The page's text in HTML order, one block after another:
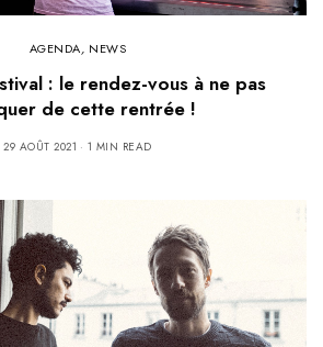
AGENDA, NEWS
: le rendez-vous à ne pas
de cette rentrée !
29 AOÛT 2021 1 MIN READ